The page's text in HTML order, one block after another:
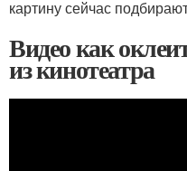
картину сейчас
Видео как
из кинотеатра